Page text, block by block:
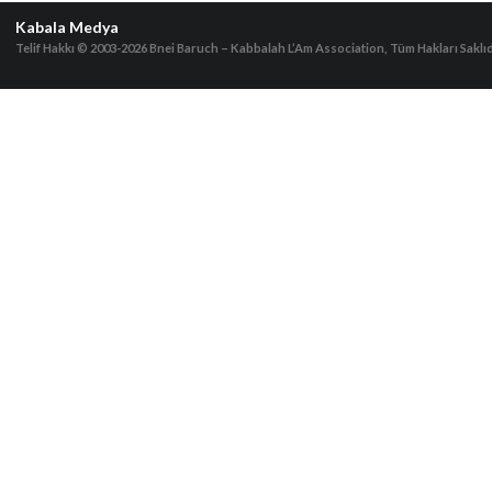
Kabala Medya
Telif Hakkı © 2003-2026Bnei Baruch – Kabbalah L’Am Association, Tüm Hakları